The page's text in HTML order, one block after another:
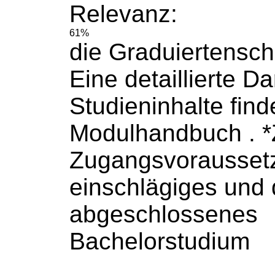
Relevanz:
61%
die
Eine detaillierte
Studieninhalte
Modulhandbuch .
einschlägiges und
abgeschlossenes
Bachelorstudium